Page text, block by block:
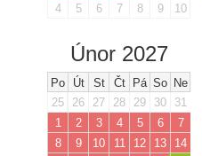
4
5 6 7 8 9 10
Únor 2027
Po Út St Čt Pá So Ne
25
26 27 28 29 30
31
1
2 3 4 5 6
7
8
9 10 11 12 13
14